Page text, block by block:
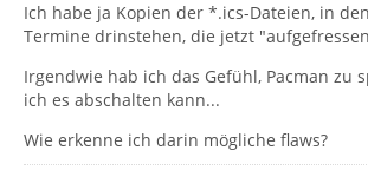
Ich habe ja Kopien der *.ics-Dateien, in
Termine drinstehen, die jetzt
Irgendwie hab ich das Gefühl, Pacman zu
ich es abschalten kann...
Wie erkenne ich darin mögliche flaws?